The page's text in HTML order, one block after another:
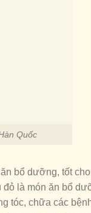
Quốc
bổ dưỡng, tốt
đỏ là món ăn bổ
tóc, chữa các